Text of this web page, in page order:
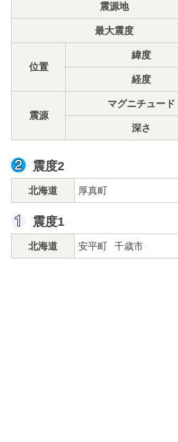
震源地
最大震度
位置
緯度
経度
震源
マグニチュード
深さ
震度2
北海道 厚真町
震度1
北海道 安平町 千歳市